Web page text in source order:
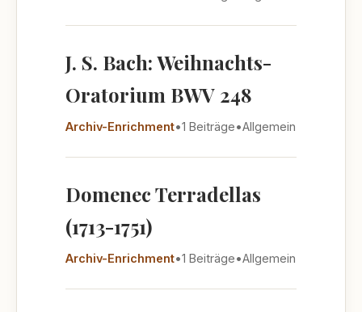
J. S. Bach: Weihnachts-
Oratorium BWV 248
Archiv-Enrichment•1 Beiträge•Allgemein
Domenec Terradellas
(1713-1751)
Archiv-Enrichment•1 Beiträge•Allgemein